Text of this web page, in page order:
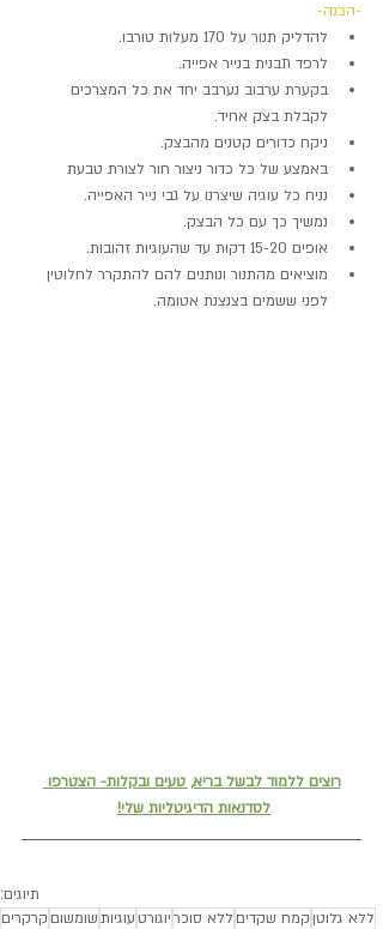
-הכנה-
להדליק תנור על 170 מעלות טורבו.
לרפד תבנית בנייר אפייה.
בקערת ערבוב נערבב יחד את כל המצרכים
לקבלת בצק אחיד.
ניקח כדורים קטנים מהבצק.
באמצע של כל כדור ניצור חור לצורת טבעת
נניח כל עוגיה שיצרנו על גבי נייר האפייה.
נמשיך כך עם כל הבצק.
אופים 15-20 דקות עד שהעוגיות זהובות.
מוציאים מהתנור ונותנים להם להתקרר לחלוטין
לפני ששמים בצנצנת אטומה.
רוצים ללמוד לבשל בריא, טעים ובקלות- הצטרפו
לסדנאות הדיגיטליות שלי!
תיוגים:
ללא גלוטן קמח שקדים ללא סוכריוגורטעוגיותשומשום קרקרים